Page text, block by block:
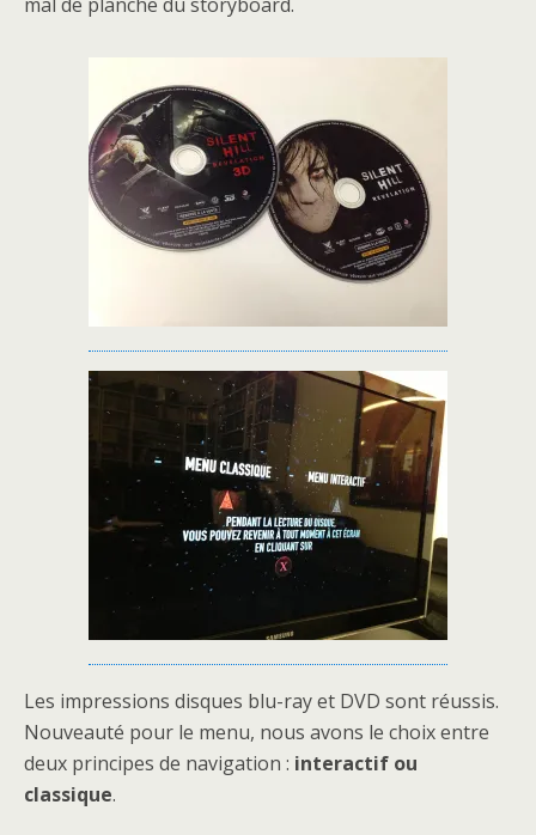
Les impressions disques blu-ray et DVD sont réussis.
Nouveauté pour le menu, nous avons le choix entre
deux principes de navigation : interactif ou
classique.